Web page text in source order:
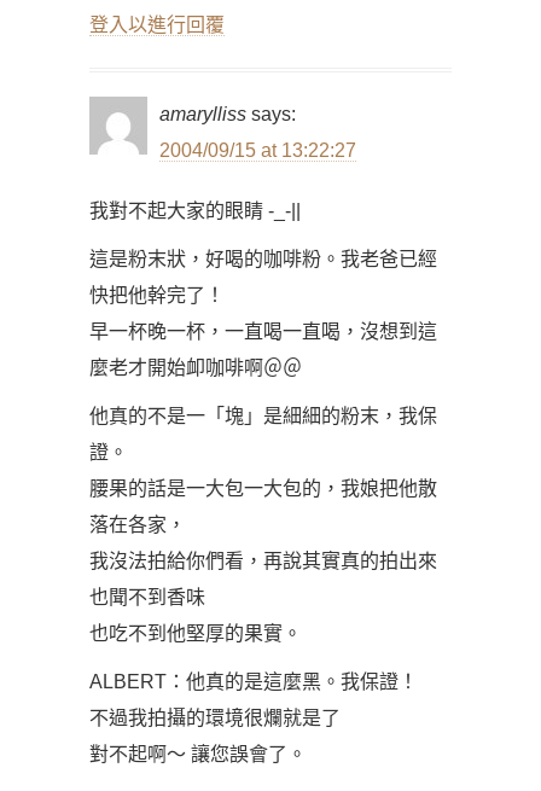
登入以進行回覆
amarylliss says:
2004/09/15 at 13:22:27
我對不起大家的眼睛 -_-||
這是粉末狀，好喝的咖啡粉。我老爸已經
快把他幹完了！
早一杯晚一杯，一直喝一直喝，沒想到這
麼老才開始卹咖啡啊＠＠
他真的不是一「塊」是細細的粉末，我保
證。
腰果的話是一大包一大包的，我娘把他散
落在各家，
我沒法拍給你們看，再說其實真的拍出來
也聞不到香味
也吃不到他堅厚的果實。
ALBERT：他真的是這麼黑。我保證！
不過我拍攝的環境很爛就是了
對不起啊～ 讓您誤會了。